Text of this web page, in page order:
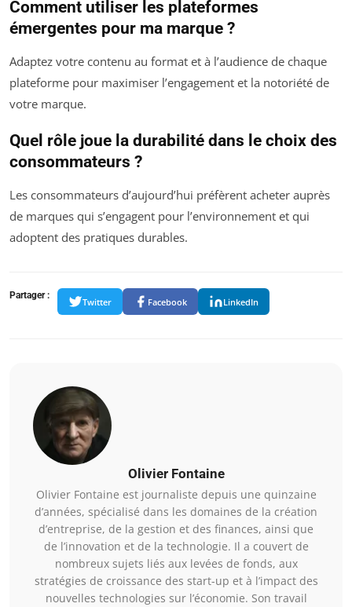
Comment utiliser les plateformes
émergentes pour ma marque ?
Adaptez votre contenu au format et à l’audience de chaque
plateforme pour maximiser l’engagement et la notoriété de
votre marque.
Quel rôle joue la durabilité dans le choix des
consommateurs ?
Les consommateurs d’aujourd’hui préfèrent acheter auprès
de marques qui s’engagent pour l’environnement et qui
adoptent des pratiques durables.
Partager :
Twitter Facebook LinkedIn
Olivier Fontaine
Olivier Fontaine est journaliste depuis une quinzaine
d’années, spécialisé dans les domaines de la création
d’entreprise, de la gestion et des finances, ainsi que
de l’innovation et de la technologie. Il a couvert de
nombreux sujets liés aux levées de fonds, aux
stratégies de croissance des start-up et à l’impact des
nouvelles technologies sur l’économie. Son travail